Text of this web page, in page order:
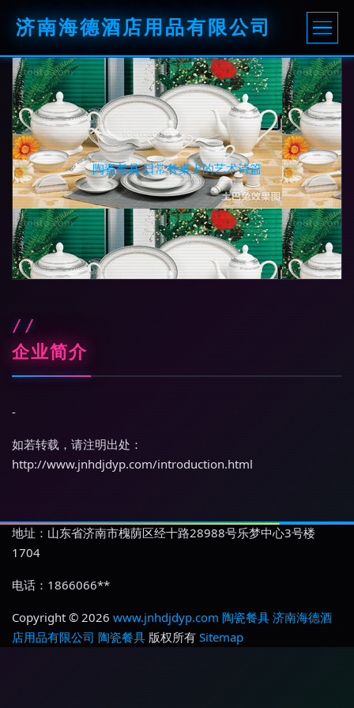
济南海德酒店用品有限公司
陶瓷餐具 日常餐桌上的艺术诗篇
企业简介
-
如若转载，请注明出处：
http://www.jnhdjdyp.com/introduction.html
地址：山东省济南市槐荫区经十路28988号乐梦中心3号楼
1704
电话：1866066**
Copyright © 2026 www.jnhdjdyp.com 陶瓷餐具 济南海德酒
店用品有限公司 陶瓷餐具 版权所有 Sitemap